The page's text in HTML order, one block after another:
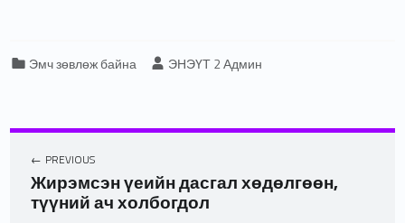
Categorized in:
Эмч зөвлөж байна Written by:
ЭНЭҮТ 2 Админ
PREVIOUS
Жирэмсэн үеийн дасгал хөдөлгөөн,
түүний ач холбогдол